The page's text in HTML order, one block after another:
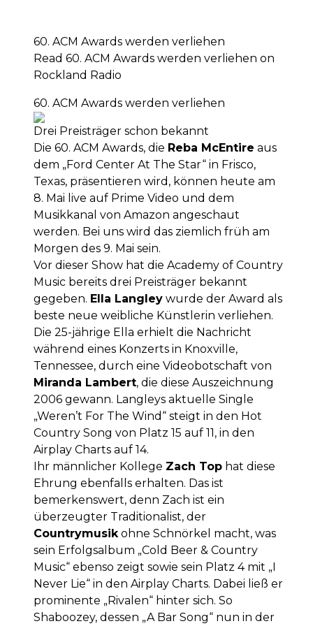
60. ACM Awards werden verliehen
Read 60. ACM Awards werden verliehen on
Rockland Radio
60. ACM Awards werden verliehen
Drei Preisträger schon bekannt
Die 60. ACM Awards, die Reba McEntire aus
dem „Ford Center At The Star“ in Frisco,
Texas, präsentieren wird, können heute am
8. Mai live auf Prime Video und dem
Musikkanal von Amazon angeschaut
werden. Bei uns wird das ziemlich früh am
Morgen des 9. Mai sein.
Vor dieser Show hat die Academy of Country
Music bereits drei Preisträger bekannt
gegeben. Ella Langley wurde der Award als
beste neue weibliche Künstlerin verliehen.
Die 25-jährige Ella erhielt die Nachricht
während eines Konzerts in Knoxville,
Tennessee, durch eine Videobotschaft von
Miranda Lambert, die diese Auszeichnung
2006 gewann. Langleys aktuelle Single
„Weren’t For The Wind“ steigt in den Hot
Country Song von Platz 15 auf 11, in den
Airplay Charts auf 14.
Ihr männlicher Kollege Zach Top hat diese
Ehrung ebenfalls erhalten. Das ist
bemerkenswert, denn Zach ist ein
überzeugter Traditionalist, der
Countrymusikohne Schnörkel macht, was
sein Erfolgsalbum „Cold Beer & Country
Music“ ebenso zeigt sowie sein Platz 4 mit „I
Never Lie“ in den Airplay Charts. Dabei ließ er
prominente „Rivalen“ hinter sich. So
Shaboozey, dessen „A Bar Song“ nun in der